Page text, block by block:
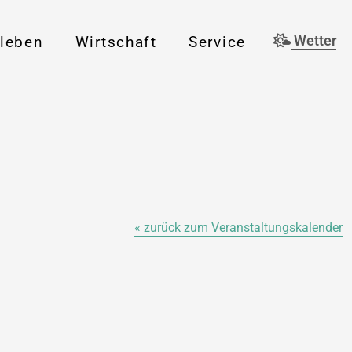
Wetter
Wirtschaft Service
« zurück zum Veranstaltungskalender